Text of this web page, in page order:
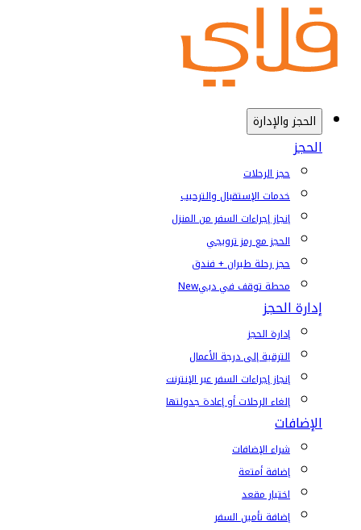
الحجز والإدارة
الحجز
حجز الرحلات
خدمات الإستقبال والترحيب
إنجاز إجراءات السفر من المنزل
الحجز مع رمز ترويجي
حجز رحلة طيران + فندق
محطة توقف في دبيNew
إدارة الحجز
إدارة الحجز
الترقية إلى درجة الأعمال
إنجاز إجراءات السفر عبر الإنترنت
إلغاء الرحلات أو إعادة جدولتها
الإضافات
شراء الإضافات
إضافة أمتعة
اختيار مقعد
إضافة تأمين السفر